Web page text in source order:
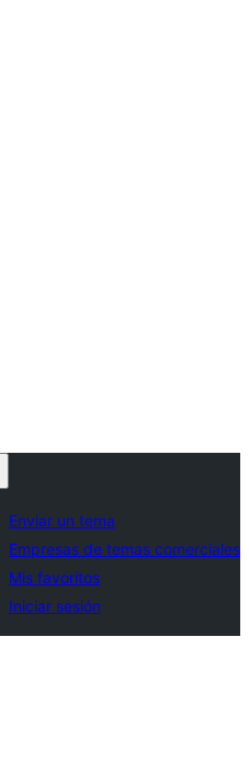
Enviar un tema
Empresas de temas comerciales
Mis favoritos
Iniciar sesión